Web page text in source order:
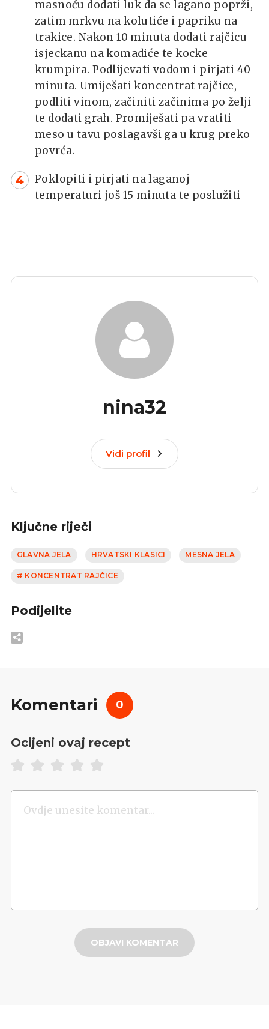
masnoću dodati luk da se lagano poprži,
zatim mrkvu na kolutiće i papriku na
trakice. Nakon 10 minuta dodati rajčicu
isjeckanu na komadiće te kocke
krumpira. Podlijevati vodom i pirjati 40
minuta. Umiješati koncentrat rajčice,
podliti vinom, začiniti začinima po želji
te dodati grah. Promiješati pa vratiti
meso u tavu poslagavši ga u krug preko
povrća.
Poklopiti i pirjati na laganoj
temperaturi još 15 minuta te poslužiti
nina32
Vidi profil
Ključne riječi
GLAVNA JELA HRVATSKI KLASICI MESNA JELA
# KONCENTRAT RAJČICE
Podijelite
Komentari 0
Ocijeni ovaj recept
OBJAVI KOMENTAR